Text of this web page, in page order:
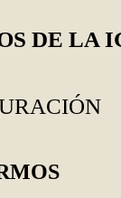
DE LA